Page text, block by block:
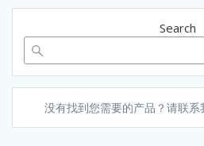
Search
没有找到您需要的产品？请联系